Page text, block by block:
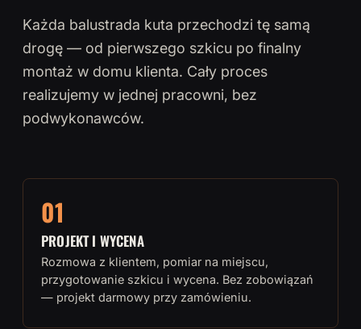
Każda balustrada kuta przechodzi tę samą
drogę — od pierwszego szkicu po finalny
montaż w domu klienta. Cały proces
realizujemy w jednej pracowni, bez
podwykonawców.
01
PROJEKT I WYCENA
Rozmowa z klientem, pomiar na miejscu,
przygotowanie szkicu i wycena. Bez zobowiązań
— projekt darmowy przy zamówieniu.